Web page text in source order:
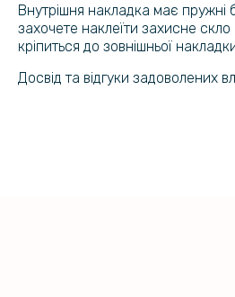
Внутрішня накладка має
захочете наклеїти захисне скло
кріпиться до зовнішньої
Досвід та відгуки задоволених